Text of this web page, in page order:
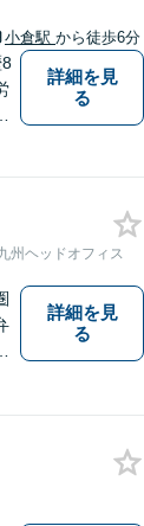
小倉駅 から徒歩6分
8
詳細を見
る
州ヘッドオフィス
詳細を見
る